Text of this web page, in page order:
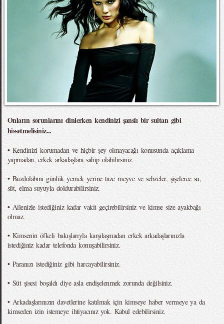
Onların sorunlarını dinlerken kendinizi şanslı bir sultan gibi
hissetmelisiniz...
• Kendinizi korumadan ve hiçbir şey olmayacağı konusunda açıklama
yapmadan, erkek arkadaşlara sahip olabilirsiniz.
• Buzdolabını günlük yemek yerine taze meyve ve sebzeler, şişelerce su,
süt, elma suyuyla doldurabilirsiniz.
• Ailenizle istediğiniz kadar vakit geçirebilirsiniz ve kimse size ayakbağı
olmaz.
• Kimsenin öfkeli bakışlarıyla karşılaşmadan erkek arkadaşlarınızla
istediğiniz kadar telefonda konuşabilirsiniz.
• Paranızı istediğiniz gibi harcayabilirsiniz.
• Süt şisesi boşaldı diye asla endişelenmek zorunda değilsiniz.
• Arkadaşlarınızın davetlerine katılmak için kimseye haber vermeye ya da
kimseden izin istemeye ihtiyacınız yok. Kabul edebilirsiniz.